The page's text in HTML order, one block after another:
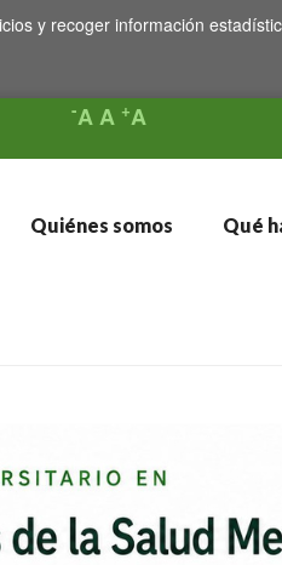
y recoger información
-AA +A
Quiénes somos Qué